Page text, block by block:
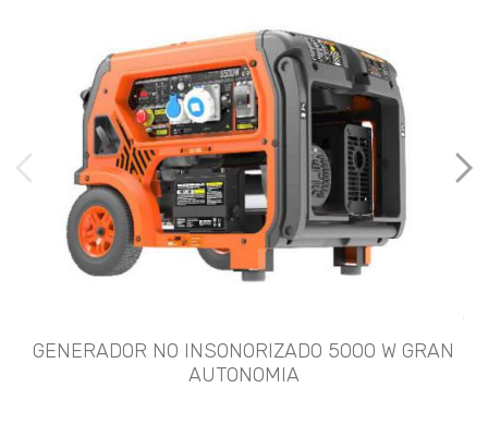
GENERADOR NO INSONORIZADO 5000 W GRAN
AUTONOMIA
imágenes anteriores